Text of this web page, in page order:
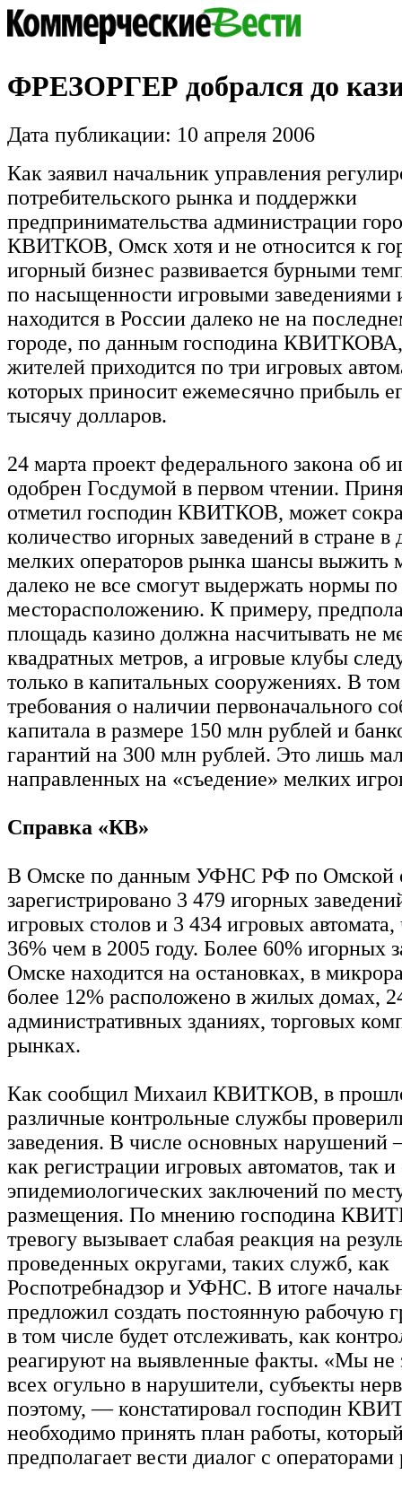
ФРЕЗОРГЕР добрался до
Дата публикации: 10 апреля 2006
Как заявил начальник управления
потребительского рынка и поддержки
предпринимательства администрации
КВИТКОВ, Омск хотя и не относится к
игорный бизнес развивается бурными
по насыщенности игровыми заведениями
находится в России далеко не на
городе, по данным господина
жителей приходится по три игровых
которых приносит ежемесячно прибыль
тысячу долларов.
24 марта проект федерального закона об
одобрен Госдумой в первом чтении.
отметил господин КВИТКОВ, может
количество игорных заведений в стране в
мелких операторов рынка шансы выжить
далеко не все смогут выдержать нормы
месторасположению. К примеру,
площадь казино должна насчитывать не
квадратных метров, а игровые клубы
только в капитальных сооружениях. В
требования о наличии первоначального
капитала в размере 150 млн рублей и
гарантий на 300 млн рублей. Это лишь
направленных на «съедение» мелких
Справка «КВ»
В Омске по данным УФНС РФ по Омской
зарегистрировано 3 479 игорных
игровых столов и 3 434 игровых
36% чем в 2005 году. Более 60% игорных
Омске находится на остановках, в
более 12% расположено в жилых домах,
административных зданиях, торговых
рынках.
Как сообщил Михаил КВИТКОВ, в
различные контрольные службы
заведения. В числе основных нарушений
как регистрации игровых автоматов, так
эпидемиологических заключений по
размещения. По мнению господина
тревогу вызывает слабая реакция на
проведенных округами, таких служб, как
Роспотребнадзор и УФНС. В итоге
предложил создать постоянную рабочую
в том числе будет отслеживать, как
реагируют на выявленные факты. «Мы не
всех огульно в нарушители, субъекты
поэтому, — констатировал господин
необходимо принять план работы,
предполагает вести диалог с